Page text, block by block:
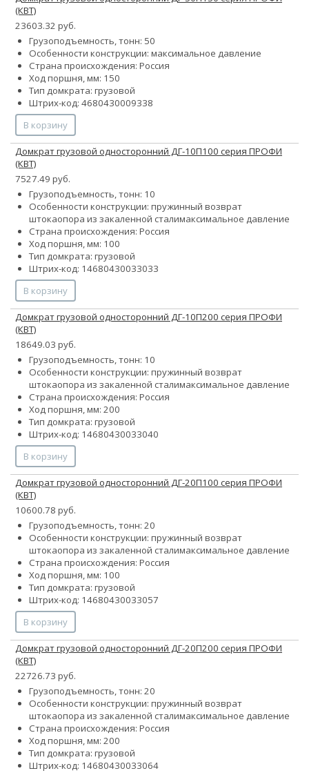
(КВТ)
23603.32 руб.
Грузоподъемность, тонн: 50
Особенности конструкции: максимальное давление
Страна происхождения: Россия
Ход поршня, мм: 150
Тип домкрата: грузовой
Штрих-код: 4680430009338
В корзину
Домкрат грузовой односторонний ДГ-10П100 серия ПРОФИ
(КВТ)
7527.49 руб.
Грузоподъемность, тонн: 10
Особенности конструкции: пружинный возврат
штокаопора из закаленной сталимаксимальное давление
Страна происхождения: Россия
Ход поршня, мм: 100
Тип домкрата: грузовой
Штрих-код: 14680430033033
В корзину
Домкрат грузовой односторонний ДГ-10П200 серия ПРОФИ
(КВТ)
18649.03 руб.
Грузоподъемность, тонн: 10
Особенности конструкции: пружинный возврат
штокаопора из закаленной сталимаксимальное давление
Страна происхождения: Россия
Ход поршня, мм: 200
Тип домкрата: грузовой
Штрих-код: 14680430033040
В корзину
Домкрат грузовой односторонний ДГ-20П100 серия ПРОФИ
(КВТ)
10600.78 руб.
Грузоподъемность, тонн: 20
Особенности конструкции: пружинный возврат
штокаопора из закаленной сталимаксимальное давление
Страна происхождения: Россия
Ход поршня, мм: 100
Тип домкрата: грузовой
Штрих-код: 14680430033057
В корзину
Домкрат грузовой односторонний ДГ-20П200 серия ПРОФИ
(КВТ)
22726.73 руб.
Грузоподъемность, тонн: 20
Особенности конструкции: пружинный возврат
штокаопора из закаленной сталимаксимальное давление
Страна происхождения: Россия
Ход поршня, мм: 200
Тип домкрата: грузовой
Штрих-код: 14680430033064